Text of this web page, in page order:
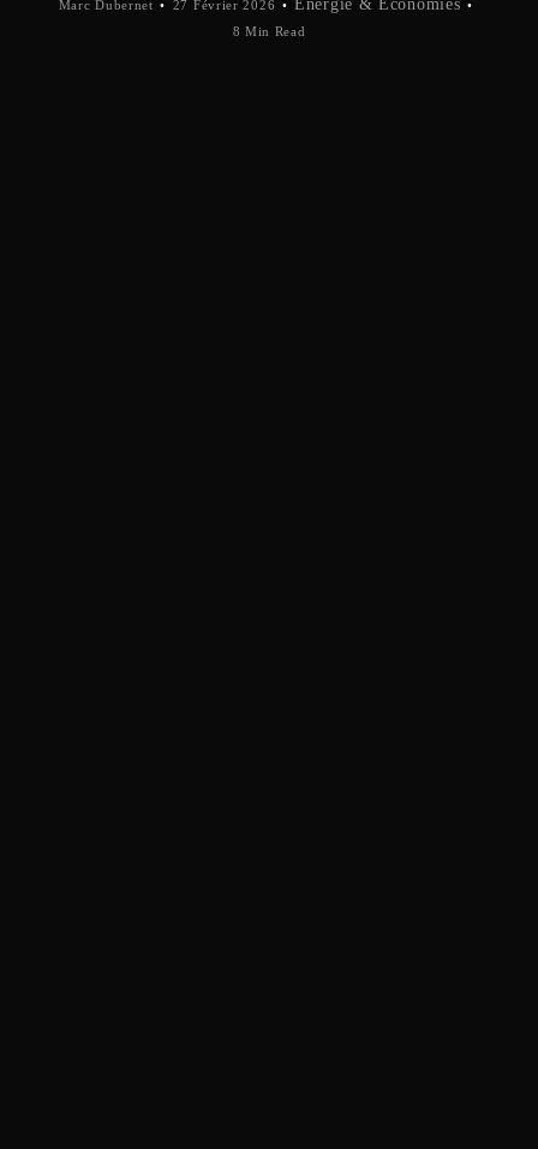
Marc Dubernet 27 Février 2026 Énergie & Économies
8 Min Read